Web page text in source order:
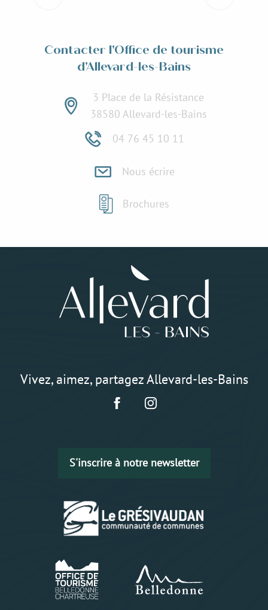
Contacter l'Office de tourisme
d'Allevard-les-Bains
3 Place de la Résistance
38580 Allevard-les-Bains
04 76 45 10 11
Nous écrire
Brochures
Vivez, aimez, partagez Allevard-les-Bains
S'inscrire à notre newsletter